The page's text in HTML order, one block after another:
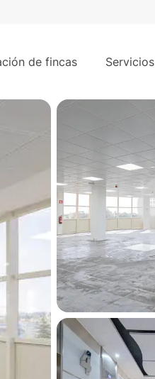
de fincas Servicios
Estrellas. Madrid.